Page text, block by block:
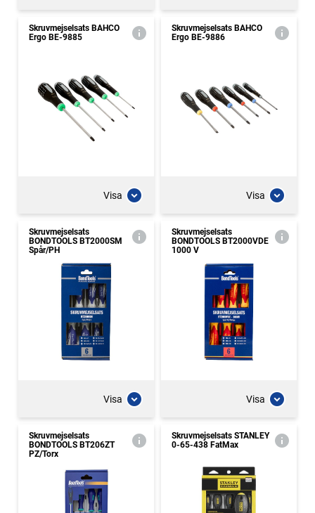
Skruvmejselsats BAHCO
Ergo BE-9885
Visa
Skruvmejselsats BAHCO
Ergo BE-9886
Visa
Skruvmejselsats
BONDTOOLS BT2000SM
Spår/PH
Visa
Skruvmejselsats
BONDTOOLS BT2000VDE
1000 V
Visa
Skruvmejselsats
BONDTOOLS BT206ZT
PZ/Torx
Skruvmejselsats STANLEY
0-65-438 FatMax